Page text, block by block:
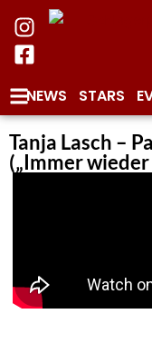
NEWS STARS
Tanja Lasch –
(„Immer